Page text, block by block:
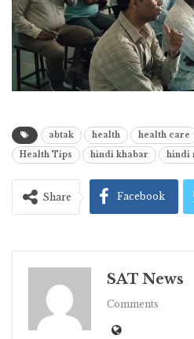
abtak health health care
Health Tips
hindi khabar hindi
Share Facebook
SAT News
Comments